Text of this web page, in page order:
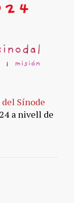
Sínode
a nivell de